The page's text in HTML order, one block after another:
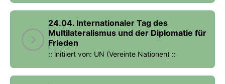
24.04. Internationaler Tag des
Multilateralismus und der Diplomatie für
Frieden
:: initiiert von: UN (Vereinte Nationen) ::